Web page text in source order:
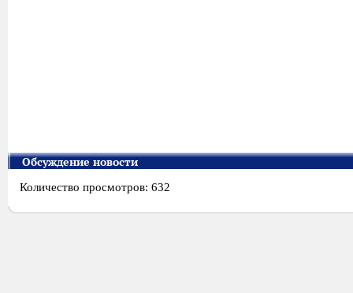
Обсуждение новости
Количество просмотров: 632